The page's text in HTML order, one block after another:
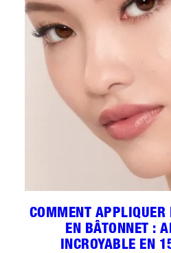
COMMENT APPLIQUER
EN BÂTONNET :
INCROYABLE EN